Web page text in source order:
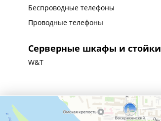
Беспроводные телефоны
Проводные телефоны
Серверные шкафы и стойки
W&T